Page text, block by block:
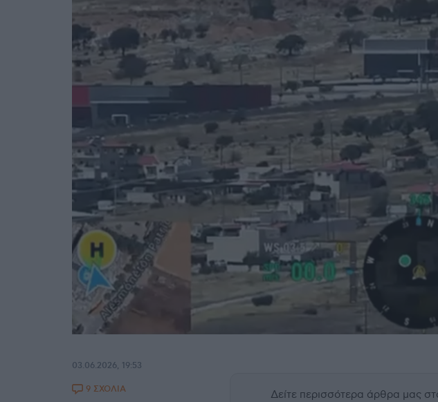
Δείτε περισσότερα άρθρα μας
03.06.2026, 19:53
9 ΣΧΟΛΙΑ